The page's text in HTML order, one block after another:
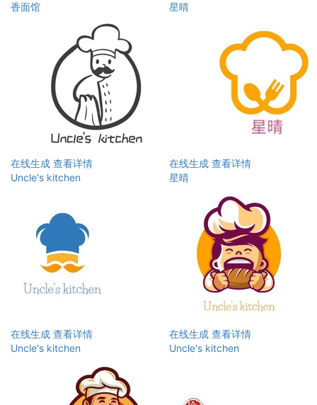
香面馆
星晴
在线生成 查看详情
Uncle's kitchen
在线生成 查看详情
星晴
在线生成 查看详情
Uncle's kitchen
在线生成 查看详情
Uncle's kitchen